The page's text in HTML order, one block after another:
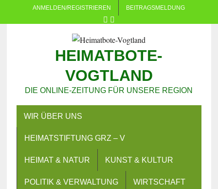
ANMELDEN/REGISTRIEREN BEITRAGSMELDUNG
HEIMATBOTE-
VOGTLAND
DIE ONLINE-ZEITUNG FÜR UNSERE REGION
WIR ÜBER UNS
HEIMATSTIFTUNG GRZ – V
HEIMAT & NATUR KUNST & KULTUR
POLITIK & VERWALTUNG WIRTSCHAFT